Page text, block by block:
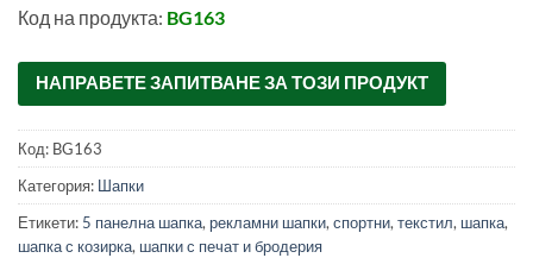
Код на продукта: BG163
НАПРАВЕТЕ ЗАПИТВАНЕ ЗА ТОЗИ ПРОДУКТ
Код: BG163
Категория: Шапки
Етикети: 5 панелна шапка, рекламни шапки, спортни, текстил, шапка,
шапка с козирка, шапки с печат и бродерия